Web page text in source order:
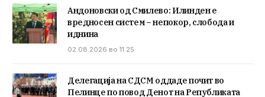
Андоновски од Смилево: Илинден е
вредносен систем – непокор, слобода и
иднина
02.08.2026 во 11:25
Делегација на СДСМ оддаде почит во
Пелинце по повод Денот на Републиката